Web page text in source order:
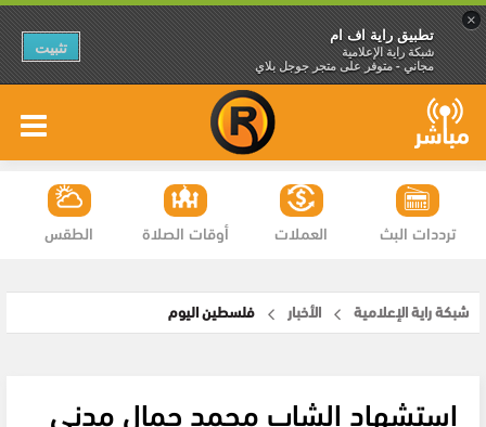
×
تطبيق راية اف ام
شبكة راية الإعلامية
مجاني - متوفر على متجر جوجل بلاي
تثبيت
الطقس أوقات الصلاة العملات ترددات البث
شبكة راية الإعلامية الأخبار فلسطين اليوم
استشهاد الشاب محمد جمال مدني